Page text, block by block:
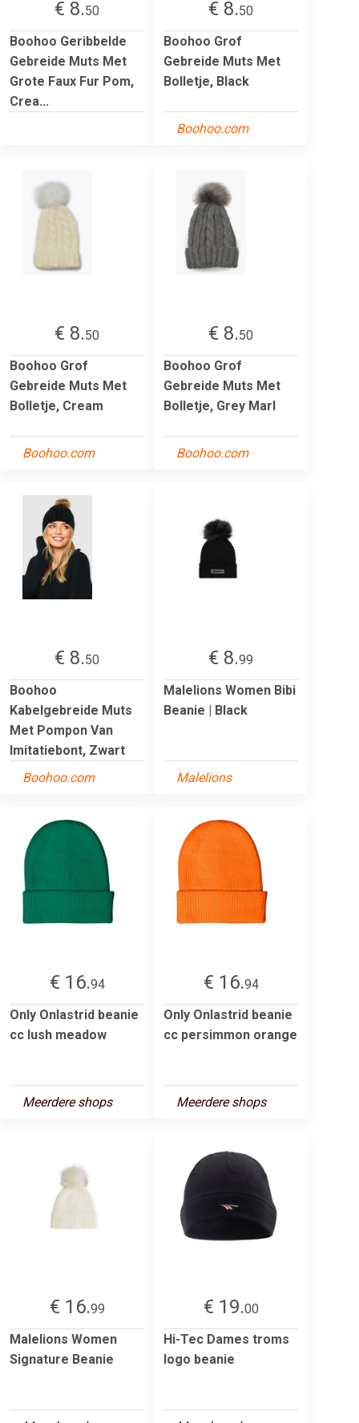
€ 8.50
Boohoo Geribbelde
Gebreide Muts Met
Grote Faux Fur Pom,
Crea...
€ 8.50
Boohoo Grof
Gebreide Muts Met
Bolletje, Black
Boohoo.com
€ 8.50
Boohoo Grof
Gebreide Muts Met
Bolletje, Cream
Boohoo.com
€ 8.50
Boohoo Grof
Gebreide Muts Met
Bolletje, Grey Marl
Boohoo.com
€ 8.50
Boohoo
Kabelgebreide Muts
Met Pompon Van
Imitatiebont, Zwart
Boohoo.com
€ 8.99
Malelions Women Bibi
Beanie | Black
Malelions
€ 16.94
Only Onlastrid beanie
cc lush meadow
Meerdere shops
€ 16.94
Only Onlastrid beanie
cc persimmon orange
Meerdere shops
€ 16.99
Malelions Women
Signature Beanie
€ 19.00
Hi-Tec Dames troms
logo beanie